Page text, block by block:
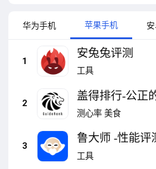
真实口碑、北森
eHR软件、专注力-
童测评-专注力注意
MBTI职业性格测评
评App排行榜
华为手机 苹果手机
1
安兔兔评测
工具
2
盖得排行-公正
榜
测心率 美食
3
鲁大师 -性能评
工具